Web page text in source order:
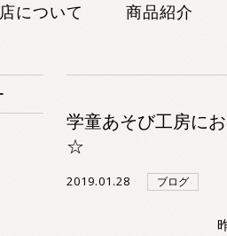
について
FAQ
商品紹介
学童あそび工房に
☆
2019.01.28 ブログ